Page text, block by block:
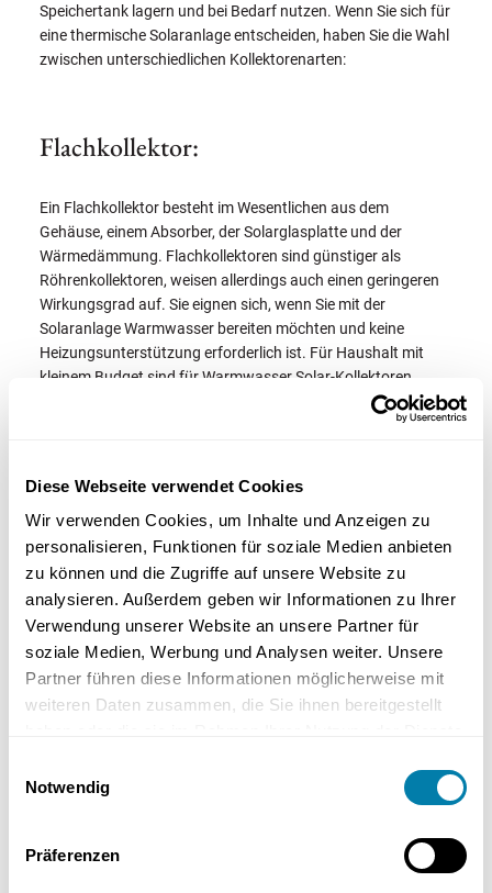
Diese Webseite verwendet Cookies
Wir verwenden Cookies, um Inhalte und Anzeigen zu
personalisieren, Funktionen für soziale Medien anbieten
zu können und die Zugriffe auf unsere Website zu
analysieren. Außerdem geben wir Informationen zu Ihrer
Verwendung unserer Website an unsere Partner für
soziale Medien, Werbung und Analysen weiter. Unsere
Partner führen diese Informationen möglicherweise mit
weiteren Daten zusammen, die Sie ihnen bereitgestellt
Notwendig
Präferenzen
Speichertank lagern und bei Bedarf nutzen. Wenn Sie sich für
eine thermische Solaranlage entscheiden, haben Sie die Wahl
zwischen unterschiedlichen Kollektorenarten:
Flachkollektor:
Ein Flachkollektor besteht im Wesentlichen aus dem
Gehäuse, einem Absorber, der Solarglasplatte und der
Wärmedämmung. Flachkollektoren sind günstiger als
Röhrenkollektoren, weisen allerdings auch einen geringeren
Wirkungsgrad auf. Sie eignen sich, wenn Sie mit der
Solaranlage Warmwasser bereiten möchten und keine
Heizungsunterstützung erforderlich ist. Für Haushalt mit
kleinem Budget sind für Warmwasser Solar-Kollektoren
Vakuumröhrenkollektor:
Der wesentliche Unterschied zu flachen Plattenkollektoren
ist, dass sich der Absorber bei Flachkollektoren in
doppelwandigen Vakuumröhren befindet. Für diese Bauart
ist daher die Bezeichnung Vakuumröhrenkollektor üblich.
Röhrenkollektoren sind teurer als Flachkollektoren, weisen
allerdings auch einen deutlich höheren Wirkungsgrad auf
und arbeiten selbst bei diffusen Lichtverhältnissen noch
effizient. In der kalten Jahreszeit können sie auch bei
Solarthermie Heizung und Warmwasser-Bereitung zu